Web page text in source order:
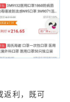
返利，既可